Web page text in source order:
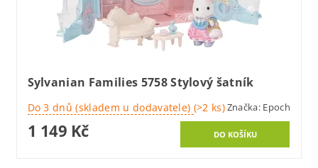
Sylvanian Families 5758 Stylový šatník
Do 3 dnů (skladem u dodavatele) (>2 ks)Značka: Epoch
1 149 Kč